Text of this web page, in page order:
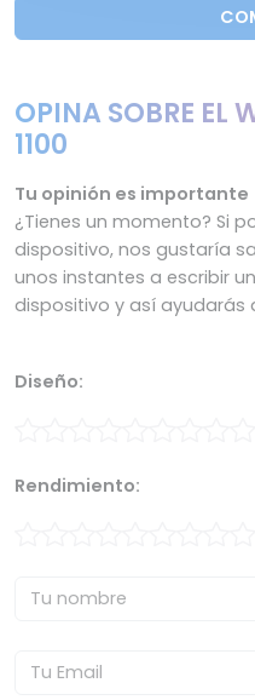
OPINA SOBRE EL
1100
Tu opinión es importante
¿Tienes un momento? Si
dispositivo, nos gustaría
unos instantes a escribir
dispositivo y así ayudarás
Diseño:
Rendimiento: